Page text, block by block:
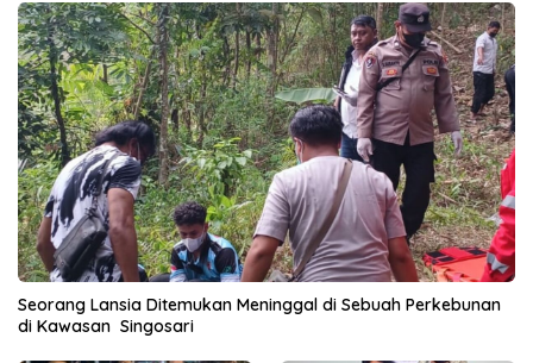
Seorang Lansia Ditemukan Meninggal di Sebuah Perkebunan
di Kawasan Singosari